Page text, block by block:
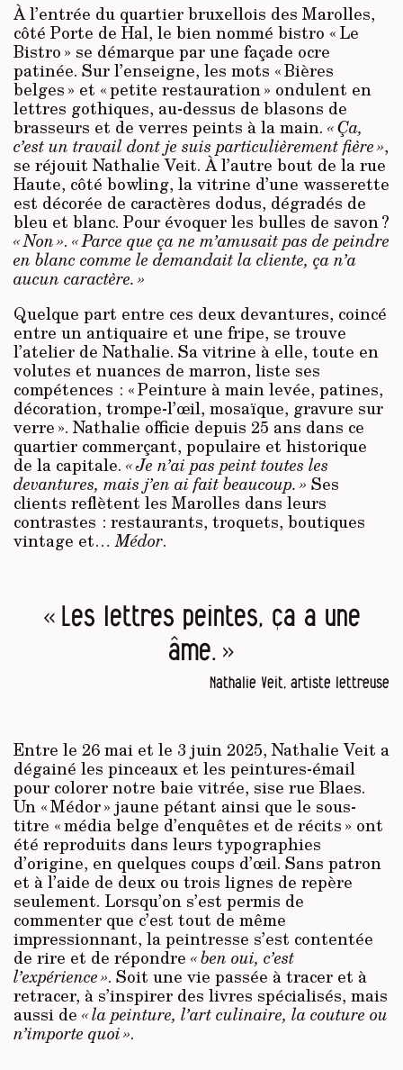
À l’entrée du quartier bruxellois des Marolles,
côté Porte de Hal, le bien nommé bistro « Le
Bistro » se démarque par une façade ocre
patinée. Sur l’enseigne, les mots « Bières
belges » et « petite restauration » ondulent en
lettres gothiques, au-dessus de blasons de
brasseurs et de verres peints à la main. « Ça,
c’est un travail dont je suis particulièrement fière »,
se réjouit Nathalie Veit. À l’autre bout de la rue
Haute, côté bowling, la vitrine d’une wasserette
est décorée de caractères dodus, dégradés de
bleu et blanc. Pour évoquer les bulles de savon ?
« Non ». « Parce que ça ne m’amusait pas de peindre
en blanc comme le demandait la cliente, ça n’a
aucun caractère. »
Quelque part entre ces deux devantures, coincé
entre un antiquaire et une fripe, se trouve
l’atelier de Nathalie. Sa vitrine à elle, toute en
volutes et nuances de marron, liste ses
compétences : « Peinture à main levée, patines,
décoration, trompe-l’œil, mosaïque, gravure sur
verre ». Nathalie officie depuis 25 ans dans ce
quartier commerçant, populaire et historique
de la capitale. « Je n’ai pas peint toutes les
devantures, mais j’en ai fait beaucoup. » Ses
clients reflètent les Marolles dans leurs
contrastes : restaurants, troquets, boutiques
vintage et…Médor.
« Les lettres peintes, ça a une
âme. »
Nathalie Veit, artiste lettreuse
Entre le 26 mai et le 3 juin 2025, Nathalie Veit a
dégainé les pinceaux et les peintures-émail
pour colorer notre baie vitrée, sise rue Blaes.
Un « Médor » jaune pétant ainsi que le sous-
titre « média belge d’enquêtes et de récits » ont
été reproduits dans leurs typographies
d’origine, en quelques coups d’œil. Sans patron
et à l’aide de deux ou trois lignes de repère
seulement. Lorsqu’on s’est permis de
commenter que c’est tout de même
impressionnant, la peintresse s’est contentée
de rire et de répondre « ben oui, c’est
l’expérience ». Soit une vie passée à tracer et à
retracer, à s’inspirer des livres spécialisés, mais
aussi de « la peinture, l’art culinaire, la couture ou
n’importe quoi ».